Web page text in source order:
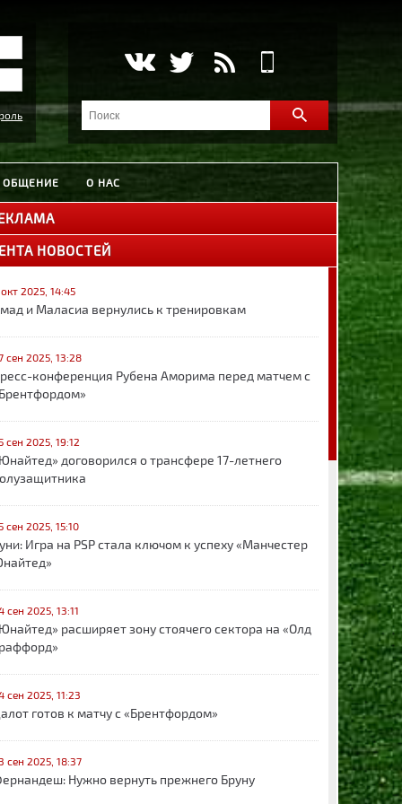
ОБЩЕНИЕ О НАС
НОВОСТЕЙ
2025, 14:45
и Маласиа вернулись к тренировкам
сен 2025, 13:28
конференция Рубена Аморима перед матчем с
сен 2025, 19:12
договорился о трансфере 17-летнего
сен 2025, 15:10
Игра на PSP стала ключом к успеху «Манчестер
сен 2025, 13:11
расширяет зону стоячего сектора на «Олд
сен 2025, 11:23
готов к матчу с «Брентфордом»
сен 2025, 18:37
Нужно вернуть прежнего Бруну